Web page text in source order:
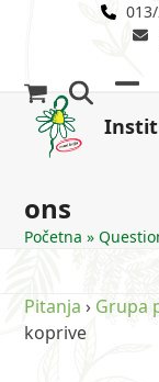
ons
Početna »
Pitanja › Grupa
koprive